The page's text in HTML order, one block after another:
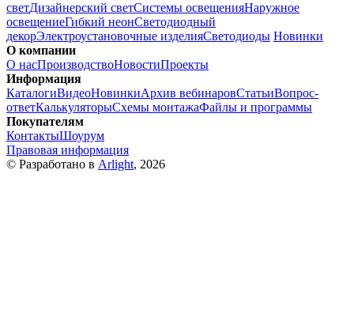
светДизайнерский светСистемы освещенияНаружное
освещениеГибкий неонСветодиодный
декорЭлектроустановочные изделияСветодиоды Новинки
О компании
О насПроизводствоНовостиПроекты
Информация
КаталогиВидеоНовинкиАрхив вебинаровСтатьиВопрос-
ответКалькуляторыСхемы монтажаФайлы и программы
Покупателям
КонтактыШоурум
Правовая информация
© Разработано в Arlight, 2026